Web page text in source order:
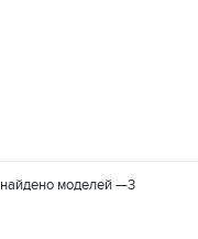
найдено моделей —3